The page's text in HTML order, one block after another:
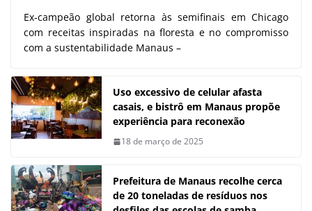
Ex-campeão global retorna às semifinais em Chicago
com receitas inspiradas na floresta e no compromisso
com a sustentabilidade Manaus –
Uso excessivo de celular afasta
casais, e bistrô em Manaus propõe
experiência para reconexão
18 de março de 2025
Prefeitura de Manaus recolhe cerca
de 20 toneladas de resíduos nos